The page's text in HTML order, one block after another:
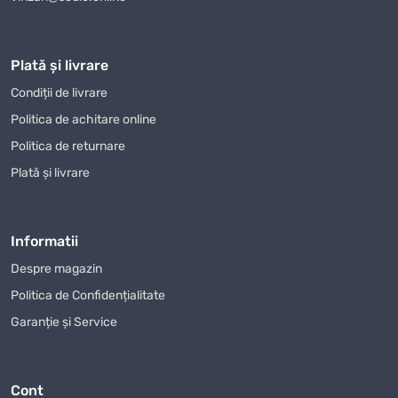
dimensiunea, materialul, rezistența, modul de utilizare,
va fi folosit frecvent, merită ales un model durabil și comod.
Dacă este destinat unui eveniment sau unui cadou,
designul, ambalarea și impresia vizuală pot conta mai mult.
Într-un catalog mare, filtrarea după criterii clare
Scopul utilizării.
concretă în care va fi folosit.
Calitatea.
Verificați materialele, finisajele, construcția și
Compatibilitatea.
utilizare și utilitatea reală.
Plată și livrare
Condiții de livrare
Politica de achitare online
Politica de returnare
Plată și livrare
Informatii
Despre magazin
Politica de Confidențialitate
Garanție și Service
Cont